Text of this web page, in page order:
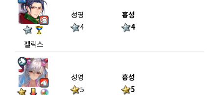
펠릭스
성영
4
흉성
4
성영
5
흉성
5